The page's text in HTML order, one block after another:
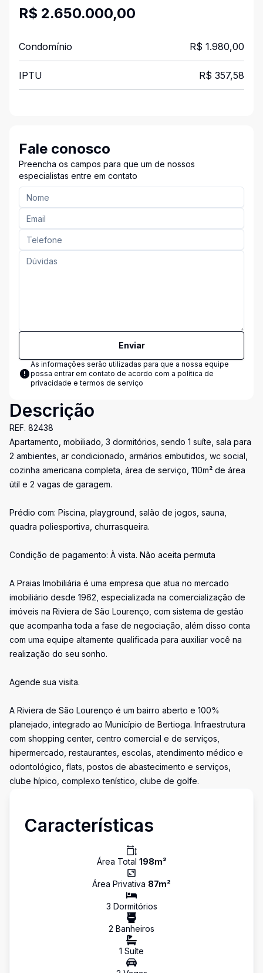
R$ 2.650.000,00
Condomínio R$ 1.980,00
IPTU R$ 357,58
Fale conosco
Preencha os campos para que um de nossos
especialistas entre em contato
Enviar
As informações serão utilizadas para que a nossa equipe
possa entrar em contato de acordo com a política de
privacidade e termos de serviço
Descrição
REF. 82438
Apartamento, mobiliado, 3 dormitórios, sendo 1 suíte, sala para
2 ambientes, ar condicionado, armários embutidos, wc social,
cozinha americana completa, área de serviço, 110m² de área
útil e 2 vagas de garagem.
Prédio com: Piscina, playground, salão de jogos, sauna,
quadra poliesportiva, churrasqueira.
Condição de pagamento: À vista. Não aceita permuta
A Praias Imobiliária é uma empresa que atua no mercado
imobiliário desde 1962, especializada na comercialização de
imóveis na Riviera de São Lourenço, com sistema de gestão
que acompanha toda a fase de negociação, além disso conta
com uma equipe altamente qualificada para auxiliar você na
realização do seu sonho.
Agende sua visita.
A Riviera de São Lourenço é um bairro aberto e 100%
planejado, integrado ao Município de Bertioga. Infraestrutura
com shopping center, centro comercial e de serviços,
hipermercado, restaurantes, escolas, atendimento médico e
odontológico, flats, postos de abastecimento e serviços,
clube hípico, complexo tenístico, clube de golfe.
Características
Área Total 198m²
Área Privativa 87m²
3 Dormitórios
2 Banheiros
1 Suíte